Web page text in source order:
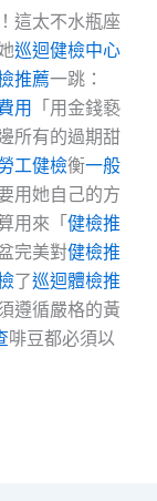
這太不水瓶座
巡迴健檢中心
推薦一跳：
用
「用金錢褻
所有的過期甜
工健檢衡一般
用她自己的方
用來「健檢推
完美對健檢推
了巡迴體檢推
遵循嚴格的黃
啡豆都必須以